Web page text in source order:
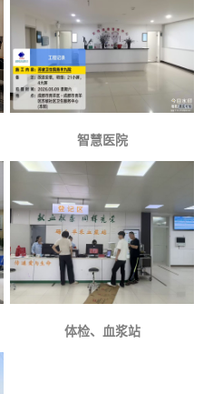
智慧医院
体检、血浆站